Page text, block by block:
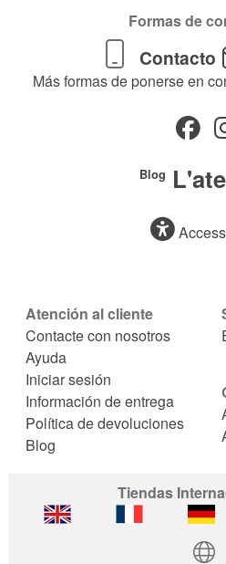
Formas de
Contacto
Más formas de ponerse en
Blog
Atención al cliente
Contacte con nosotros
Ayuda
Iniciar sesión
Información de entrega
Política de devoluciones
Blog
Tiendas